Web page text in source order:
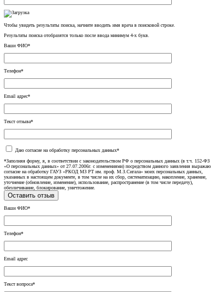
Чтобы увидеть результаты поиска, начните вводить имя врача в поисковой строке.
Результаты поиска отобразятся только после ввода минимум 4-х букв.
Ваши ФИО*
Телефон*
Email адрес*
Текст отзыва*
Даю согласие на обработку персональных данных*
*Заполняя форму, я, в соответствии с законодательством РФ о персональных данных (в т.ч. 152-ФЗ
«О персональных данных» от 27.07.2006г. с изменениями) посредством данного заявления выражаю
согласие на обработку ГАУЗ «РКОД МЗ РТ им. проф. М.З.Сигала» моих персональных данных,
указанных в настоящем документе, в том числе на их сбор, систематизацию, накопление, хранение,
уточнение (обновление, изменение), использование, распространение (в том числе передачу),
обезличивание, блокирование, уничтожение.
Ваши ФИО*
Телефон*
Email адрес
Текст вопроса*